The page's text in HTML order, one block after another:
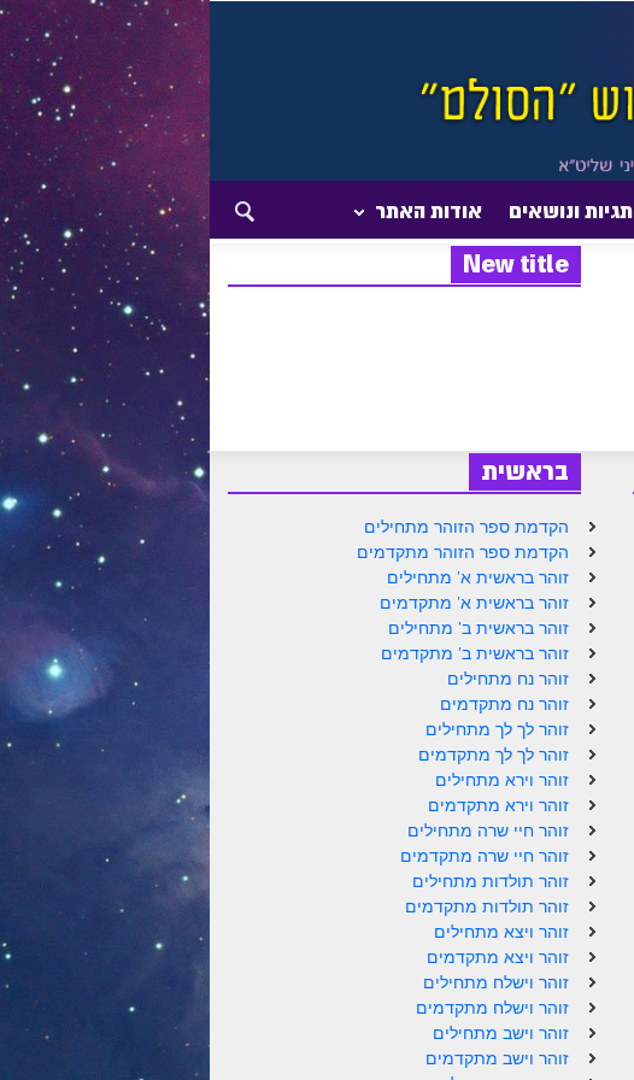
תגיות ונושאים אודות האתר
New title
בראשית
הקדמת ספר הזוהר מתחילים
הקדמת ספר הזוהר מתקדמים
זוהר בראשית א' מתחילים
זוהר בראשית א' מתקדמים
זוהר בראשית ב' מתחילים
זוהר בראשית ב' מתקדמים
זוהר נח מתחילים
זוהר נח מתקדמים
זוהר לך לך מתחילים
זוהר לך לך מתקדמים
זוהר וירא מתחילים
זוהר וירא מתקדמים
זוהר חיי שרה מתחילים
זוהר חיי שרה מתקדמים
זוהר תולדות מתחילים
זוהר תולדות מתקדמים
זוהר ויצא מתחילים
זוהר ויצא מתקדמים
זוהר וישלח מתחילים
זוהר וישלח מתקדמים
זוהר וישב מתחילים
זוהר וישב מתקדמים